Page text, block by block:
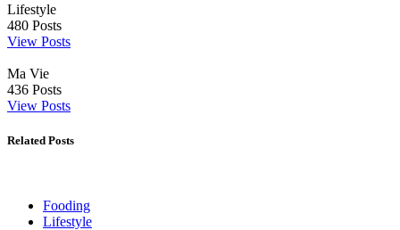
Lifestyle
480 Posts
View Posts
Ma Vie
436 Posts
View Posts
Related Posts
Fooding
Lifestyle